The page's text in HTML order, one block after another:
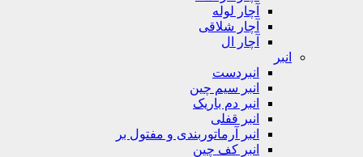
آچار لوله
آچار شلاقی
آچار ال
انبر
انبردست
انبر سیم چین
انبر دم باریک
انبر قفلی
انبر آرماتوربندی و مفتول بر
انبر کف چین